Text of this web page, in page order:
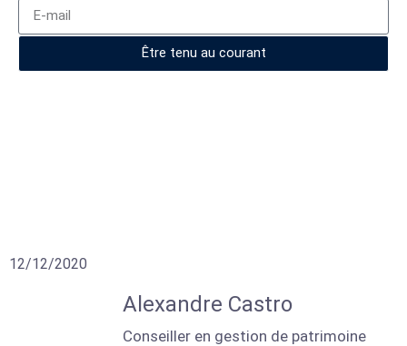
Être tenu au courant
12/12/2020
Alexandre Castro
Conseiller en gestion de patrimoine